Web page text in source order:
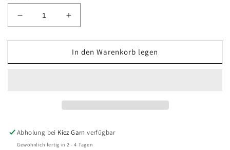
Verringere
die
Menge
Rosi
Erhöhe
die
Menge
für
Rosi
In den Warenkorb legen
Abholung bei Kiez Garn verfügbar
Gewöhnlich fertig in 2 - 4 Tagen